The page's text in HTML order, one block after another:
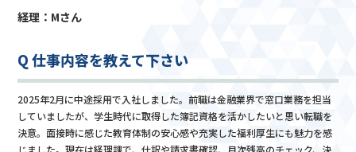
経理：Mさん
Q 仕事内容を教えて下さい
2025年2月に中途採用で入社しました。前職は金融業界で窓口業務を担当
していましたが、学生時代に取得した簿記資格を活かしたいと思い転職を
決意。面接時に感じた教育体制の安心感や充実した福利厚生にも魅力を感
じました。現在は経理課で、仕訳や請求書確認、月次残高のチェック、決